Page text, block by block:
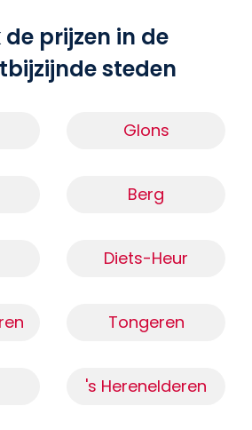
de prijzen in de
steden
Glons
Berg
Diets-Heur
Tongeren
's Herenelderen